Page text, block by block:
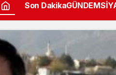
Son DakikaGÜNDEM